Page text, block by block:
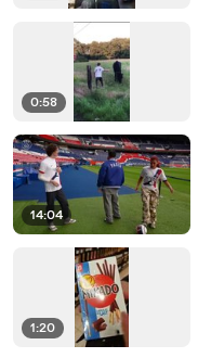
0:58
14:04
1:20